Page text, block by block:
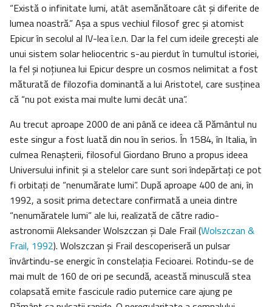
“Există o infinitate lumi, atât asemănătoare cât şi diferite de
lumea noastră.” Așa a spus vechiul filosof grec și atomist
Epicur în secolul al IV-lea î.e.n. Dar la fel cum ideile grecești ale
unui sistem solar heliocentric s-au pierdut în tumultul istoriei,
la fel şi noțiunea lui Epicur despre un cosmos nelimitat a fost
măturată de filozofia dominantă a lui Aristotel, care susținea
că “nu pot exista mai multe lumi decât una”.
Au trecut aproape 2000 de ani până ce ideea că Pământul nu
este singur a fost luată din nou în serios. În 1584, în Italia, în
culmea Renașterii, filosoful Giordano Bruno a propus ideea
Universului infinit și a stelelor care sunt sori îndepărtaţi ce pot
fi orbitaţi de “nenumărate lumi”. După aproape 400 de ani, în
1992, a sosit prima detectare confirmată a uneia dintre
“nenumăratele lumi” ale lui, realizată de către radio-
astronomii Aleksander Wolszczan și Dale Frail (Wolszczan &
Frail, 1992). Wolszczan și Frail descoperiseră un pulsar
învârtindu-se energic în constelația Fecioarei. Rotindu-se de
mai mult de 160 de ori pe secundă, această minusculă stea
colapsată emite fascicule radio puternice care ajung pe